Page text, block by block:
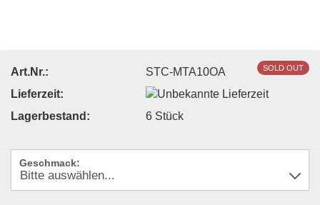
SOLD OUT
Art.Nr.:
STC-MTA10OA
Lieferzeit:
Lagerbestand:
6 Stück
Geschmack: